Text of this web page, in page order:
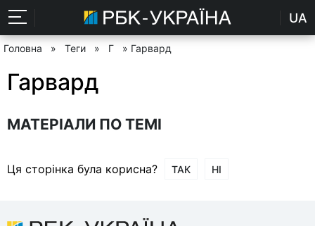
UA
Головна » Теги » Г » Гарвард
Гарвард
МАТЕРІАЛИ ПО ТЕМІ
Ця сторінка була корисна? ТАК НІ